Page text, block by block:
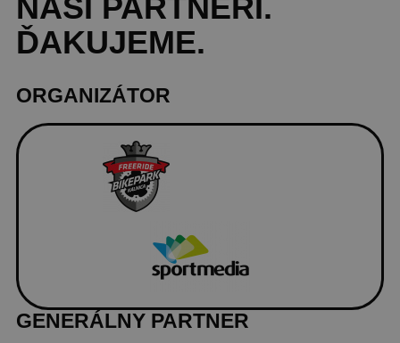
NAŠI PARTNERI.
ĎAKUJEME.
ORGANIZÁTOR
GENERÁLNY PARTNER